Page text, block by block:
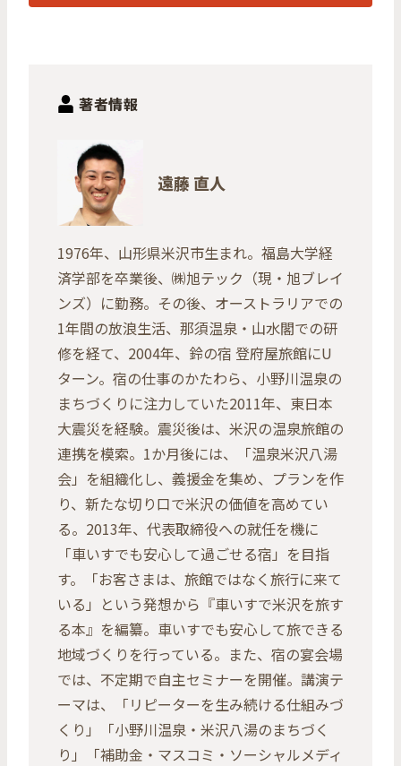
著者情報
遠藤 直人
1976年、山形県米沢市生まれ。福島大学経
済学部を卒業後、㈱旭テック（現・旭ブレイ
ンズ）に勤務。その後、オーストラリアでの
1年間の放浪生活、那須温泉・山水閣での研
修を経て、2004年、鈴の宿 登府屋旅館にU
ターン。宿の仕事のかたわら、小野川温泉の
まちづくりに注力していた2011年、東日本
大震災を経験。震災後は、米沢の温泉旅館の
連携を模索。1か月後には、「温泉米沢八湯
会」を組織化し、義援金を集め、プランを作
り、新たな切り口で米沢の価値を高めてい
る。2013年、代表取締役への就任を機に
「車いすでも安心して過ごせる宿」を目指
す。「お客さまは、旅館ではなく旅行に来て
いる」という発想から『車いすで米沢を旅す
る本』を編纂。車いすでも安心して旅できる
地域づくりを行っている。また、宿の宴会場
では、不定期で自主セミナーを開催。講演テ
ーマは、「リピーターを生み続ける仕組みづ
くり」「小野川温泉・米沢八湯のまちづく
り」「補助金・マスコミ・ソーシャルメディ